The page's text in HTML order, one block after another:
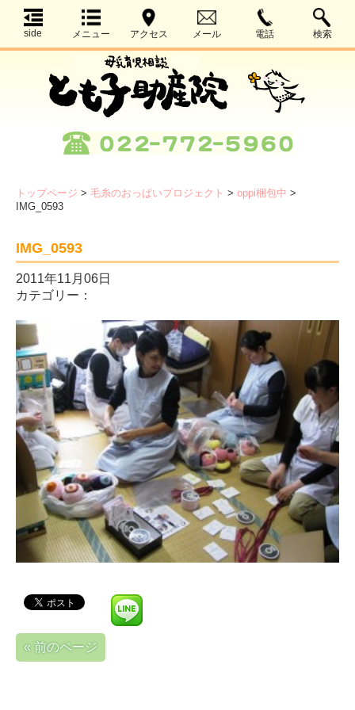
side メニュー アクセス メール 電話 検索
トップページ > 毛糸のおっぱいプロジェクト > oppi梱包中 >
IMG_0593
IMG_0593
2011年11月06日
カテゴリー：
« 前のページ